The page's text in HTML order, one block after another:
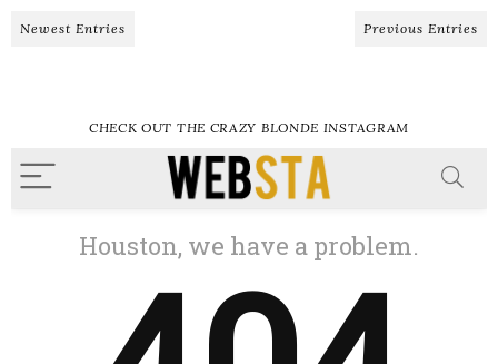
Newest Entries Previous Entries
CHECK OUT THE CRAZY BLONDE INSTAGRAM